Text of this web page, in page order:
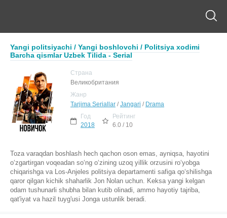
Yangi politsiyachi / Yangi boshlovchi / Politsiya xodimi
Barcha qismlar Uzbek Tilida - Serial
Страна
Великобритания
Жанр
Tarjima Seriallar /Jangari / Drama
Год
2018
Рейтинг
6.0 / 10
Toza varaqdan boshlash hech qachon oson emas, ayniqsa, hayotini
o‘zgartirgan voqeadan so‘ng o‘zining uzoq yillik orzusini ro‘yobga
chiqarishga va Los-Anjeles politsiya departamenti safiga qo‘shilishga
qaror qilgan kichik shaharlik Jon Nolan uchun. Keksa yangi kelgan
odam tushunarli shubha bilan kutib olinadi, ammo hayotiy tajriba,
qat'iyat va hazil tuyg'usi Jonga ustunlik beradi.